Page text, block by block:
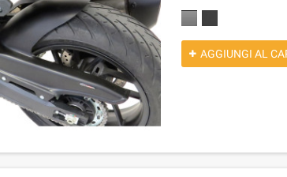
AGGIUNGI AL